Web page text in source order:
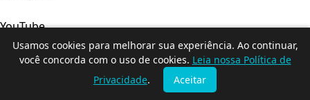
Usamos cookies para melhorar sua experiência. Ao continuar,
você concorda com o uso de cookies. Leia nossa Política de
Privacidade. Aceitar
YouTube
Facebook
© 2026. Produtora C&D - Todos os direitos reservados.